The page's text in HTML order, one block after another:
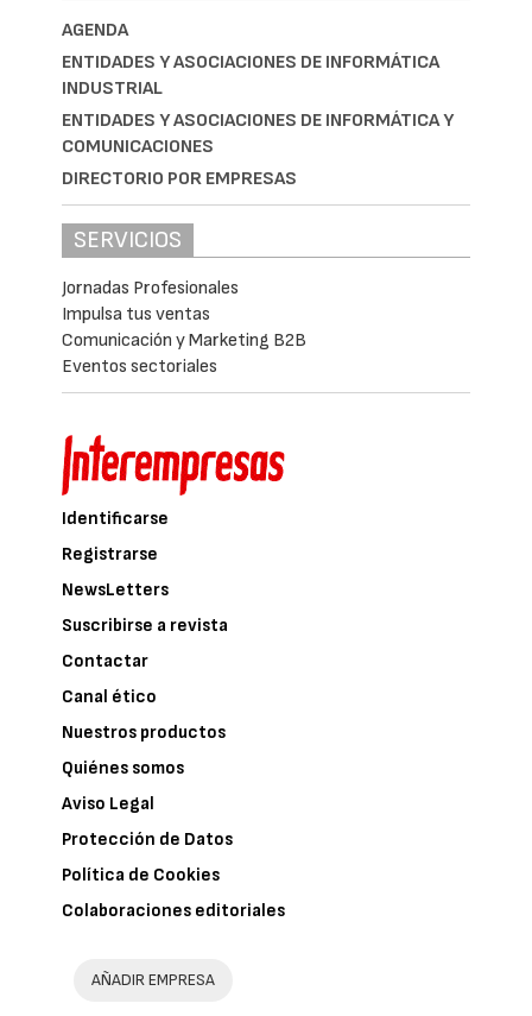
AGENDA
ENTIDADES Y ASOCIACIONES DE INFORMÁTICA
INDUSTRIAL
ENTIDADES Y ASOCIACIONES DE INFORMÁTICA Y
COMUNICACIONES
DIRECTORIO POR EMPRESAS
SERVICIOS
Jornadas Profesionales
Impulsa tus ventas
Comunicación y Marketing B2B
Eventos sectoriales
Identificarse
Registrarse
NewsLetters
Suscribirse a revista
Contactar
Canal ético
Nuestros productos
Quiénes somos
Aviso Legal
Protección de Datos
Política de Cookies
Colaboraciones editoriales
AÑADIR EMPRESA